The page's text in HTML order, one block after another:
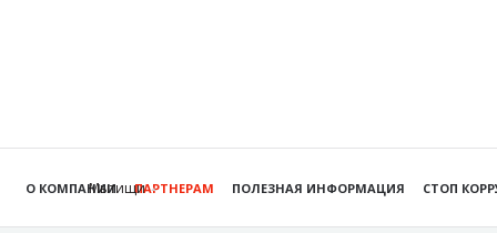
Мытищи
О КОМПАНИИ ПАРТНЕРАМ ПОЛЕЗНАЯ ИНФОРМАЦИЯ СТОП